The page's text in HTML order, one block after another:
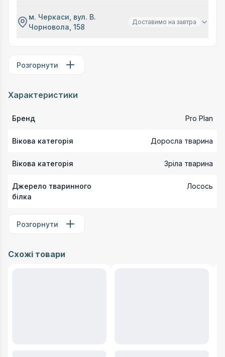
м. Черкаси, вул. В.
Чорновола, 158
Доставимо на завтра
Розгорнути
Характеристики
Бренд Pro Plan
Вікова категорія Доросла тварина
Вікова категорія Зріла тварина
Джерело тваринного
білка
Лосось
Розгорнути
Схожі товари